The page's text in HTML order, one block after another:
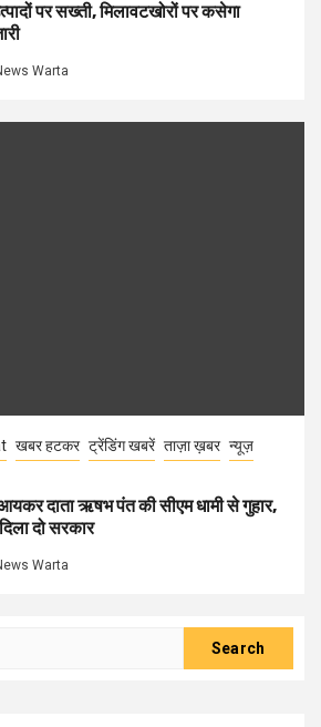
पर सख्ती, मिलावटखोरों पर कसेगा
Warta
खबर हटकर ट्रेंडिंग खबरें ताज़ा ख़बर न्यूज़
दाता ऋषभ पंत की सीएम धामी से गुहार,
दो सरकार
Warta